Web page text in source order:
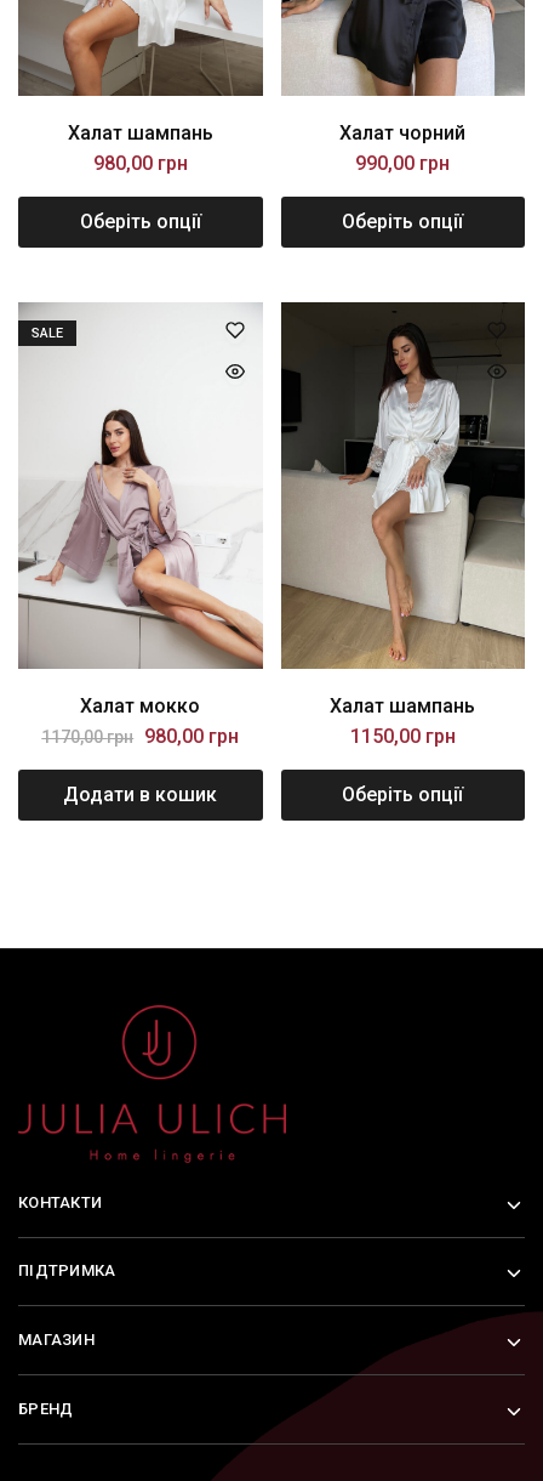
Халат шампань
980,00 грн
Оберіть опції
Халат чорний
990,00 грн
Оберіть опції
SALE
Халат мокко
1170,00грн 980,00 грн
Додати в кошик
Халат шампань
1150,00 грн
Оберіть опції
КОНТАКТИ
ПІДТРИМКА
МАГАЗИН
БРЕНД